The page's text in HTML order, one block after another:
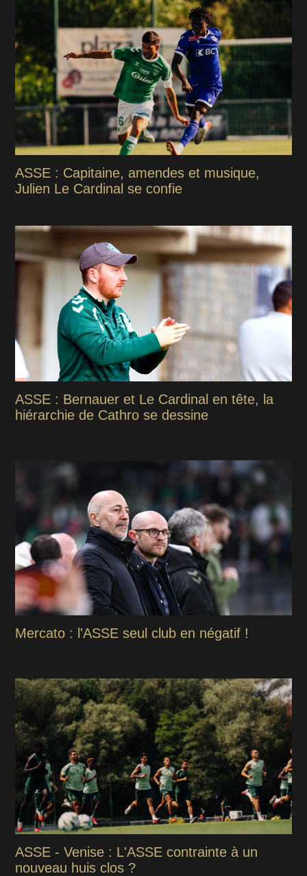
ASSE : Capitaine, amendes et musique,
Julien Le Cardinal se confie
ASSE : Bernauer et Le Cardinal en tête, la
hiérarchie de Cathro se dessine
Mercato : l'ASSE seul club en négatif !
ASSE - Venise : L'ASSE contrainte à un
nouveau huis clos ?